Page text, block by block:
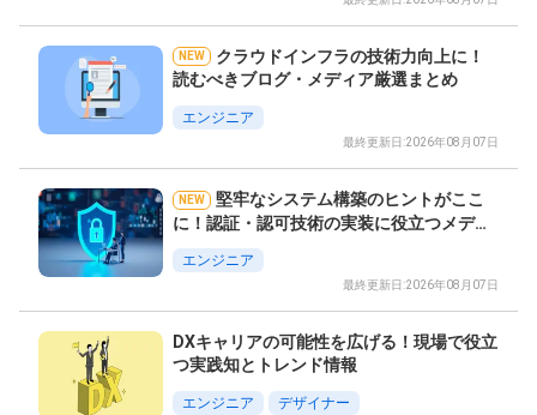
NEW
クラウドインフラの技術力向上に！
読むべきブログ・メディア厳選まとめ
エンジニア
最終更新日:2026年08月07日
NEW
堅牢なシステム構築のヒントがここ
に！認証・認可技術の実装に役立つメディ
アまとめ
エンジニア
最終更新日:2026年08月07日
DXキャリアの可能性を広げる！現場で役立
つ実践知とトレンド情報
エンジニア デザイナー